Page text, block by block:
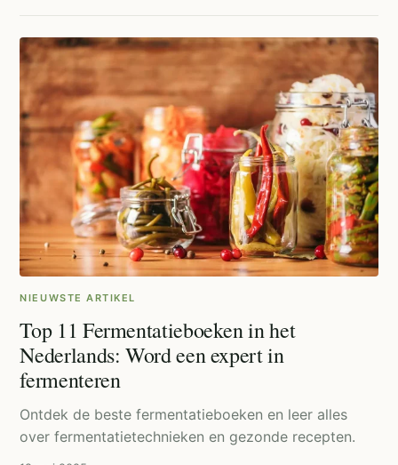
NIEUWSTE ARTIKEL
Top 11 Fermentatieboeken in het
Nederlands: Word een expert in
fermenteren
Ontdek de beste fermentatieboeken en leer alles
over fermentatietechnieken en gezonde recepten.